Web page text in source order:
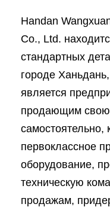
Handan
Co., Ltd.
стандартных
городе
является
продающим
самостоятельно,
первоклассное
оборудование,
техническую
продажам,